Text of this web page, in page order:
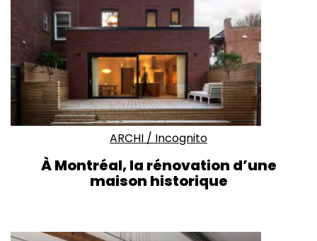
ARCHI / Incognito
À Montréal, la rénovation d’une
maison historique